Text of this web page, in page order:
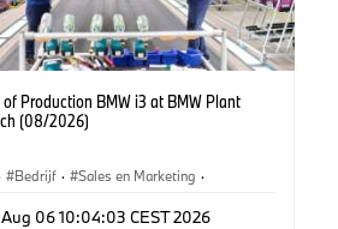
Production BMW i3 at BMW Plant
(08/2026)
Bedrijf · Sales en Marketing ·
06 10:04:03 CEST 2026